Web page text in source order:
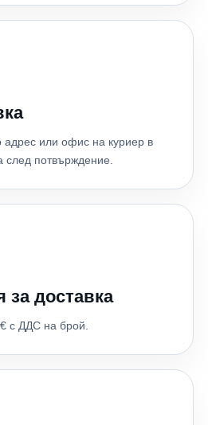
или офис на куриер в
след потвърждение.
за доставка
с ДДС на брой.